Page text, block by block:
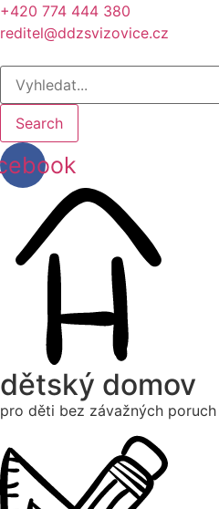
+420 774 444 380
reditel@ddzsvizovice.cz
Search
dětský domov
pro děti bez závažných